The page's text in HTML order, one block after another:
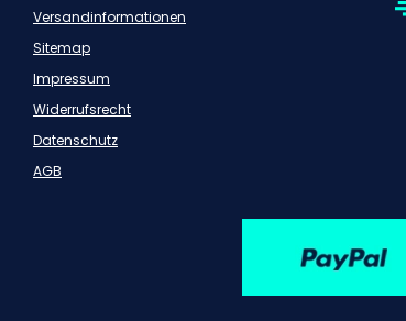
Versandinformationen
Sitemap
Impressum
Widerrufsrecht
Datenschutz
AGB